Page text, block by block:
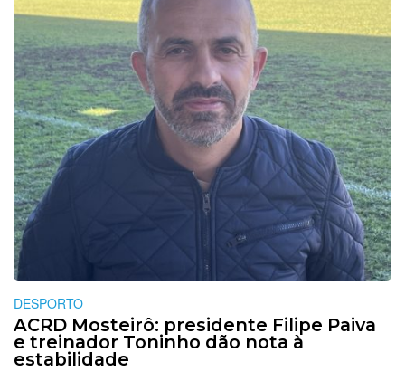
DESPORTO
ACRD Mosteirô: presidente Filipe Paiva
e treinador Toninho dão nota à
estabilidade